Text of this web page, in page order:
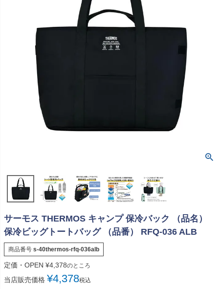
サーモス THERMOS キャンプ 保冷バック （品名）
保冷ビッグトートバッグ （品番） RFQ-036 ALB
商品番号 s-40thermos-rfq-036alb
定価・OPEN ¥4,378のところ
当店販売価格 ¥4,378税込